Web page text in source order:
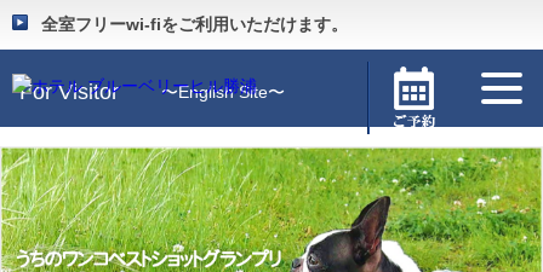
全室フリーwi-fiをご利用いただけます。
Guide 〜施設のご案内〜
For Visitor 〜English Site〜